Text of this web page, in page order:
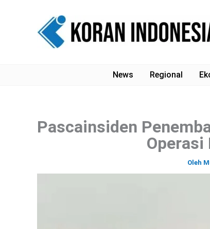
News Regional
Pascainsiden
Operasi
Oleh